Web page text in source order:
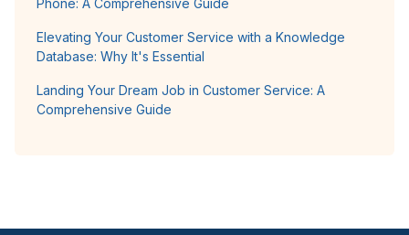
Elevating Your Customer Service with a Knowledge
Database: Why It's Essential
Landing Your Dream Job in Customer Service: A
Comprehensive Guide